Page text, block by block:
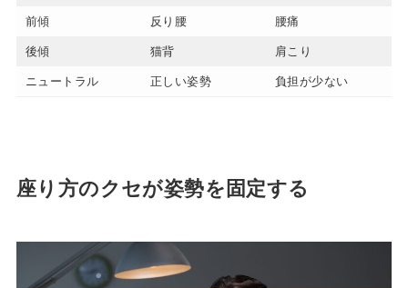
前傾 反り腰 腰痛
後傾 猫背 肩こり
ニュートラル 正しい姿勢 負担が少ない
座り方のクセが姿勢を固定する